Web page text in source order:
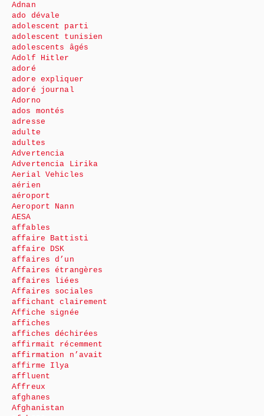
Adnan
ado dévale
adolescent parti
adolescent tunisien
adolescents âgés
Adolf Hitler
adoré
adore expliquer
adoré journal
Adorno
ados montés
adresse
adulte
adultes
Advertencia
Advertencia Lirika
Aerial Vehicles
aérien
aéroport
Aeroport Nann
AESA
affables
affaire Battisti
affaire DSK
affaires d’un
Affaires étrangères
affaires liées
Affaires sociales
affichant clairement
Affiche signée
affiches
affiches déchirées
affirmait récemment
affirmation n’avait
affirme Ilya
affluent
Affreux
afghanes
Afghanistan